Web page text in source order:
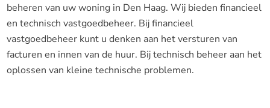
beheren van uw woning in Den Haag. Wij bieden financieel
en technisch vastgoedbeheer. Bij financieel
vastgoedbeheer kunt u denken aan het versturen van
facturen en innen van de huur. Bij technisch beheer aan het
oplossen van kleine technische problemen.